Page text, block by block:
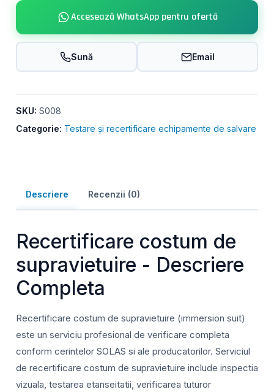
Accesează WhatsApp pentru ofertă
Sună Email
SKU: S008
Categorie: Testare și recertificare echipamente de salvare
Descriere Recenzii (0)
Recertificare costum de
supravietuire - Descriere
Completa
Recertificare costum de supravietuire (immersion suit)
este un serviciu profesional de verificare completa
conform cerintelor SOLAS si ale producatorilor. Serviciul
de recertificare costum de supravietuire include inspectia
vizuala, testarea etanseitatii, verificarea tuturor